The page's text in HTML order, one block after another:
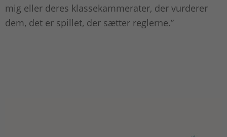
mig eller deres klassekammerater, der vurderer
dem, det er spillet, der sætter reglerne.”